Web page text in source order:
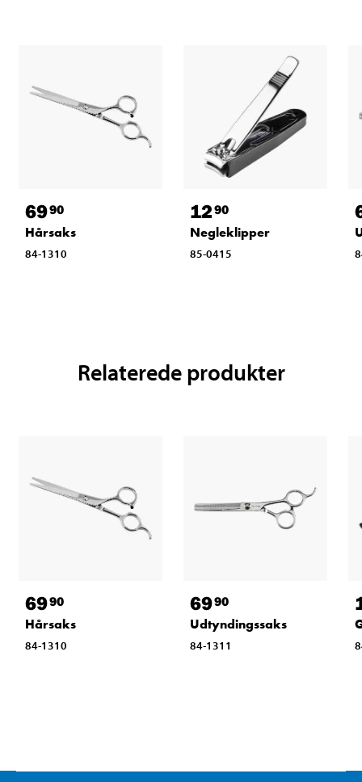
6990
Hårsaks
84-1310
1290
Negleklipper
85-0415
Relaterede produkter
6990
Hårsaks
84-1310
6990
Udtyndingssaks
84-1311